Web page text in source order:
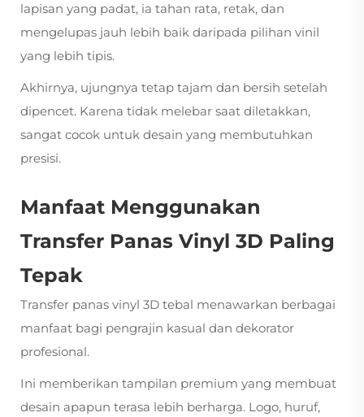
lapisan yang padat, ia tahan rata, retak, dan
mengelupas jauh lebih baik daripada pilihan vinil
yang lebih tipis.
Akhirnya, ujungnya tetap tajam dan bersih setelah
dipencet. Karena tidak melebar saat diletakkan,
sangat cocok untuk desain yang membutuhkan
presisi.
Manfaat Menggunakan
Transfer Panas Vinyl 3D Paling
Tepak
Transfer panas vinyl 3D tebal menawarkan berbagai
manfaat bagi pengrajin kasual dan dekorator
profesional.
Ini memberikan tampilan premium yang membuat
desain apapun terasa lebih berharga. Logo, huruf,